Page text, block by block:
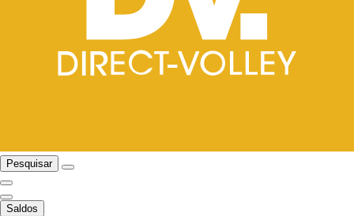
Pesquisar
Saldos